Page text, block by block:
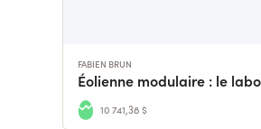
FABIEN BRUN
Éolienne modulaire : le
10 741,38 $